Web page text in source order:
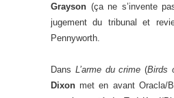
Grayson (ça ne s’invente
jugement du tribunal et
Pennyworth.
Dans L’arme du crime (Birds
Dixon met en avant Oracla/